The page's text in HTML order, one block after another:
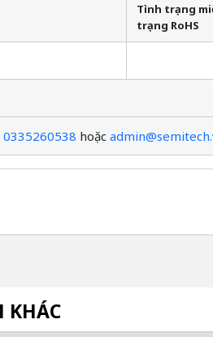
Tình trạng
trạng RoHS
0335260538 hoặc
KHÁC